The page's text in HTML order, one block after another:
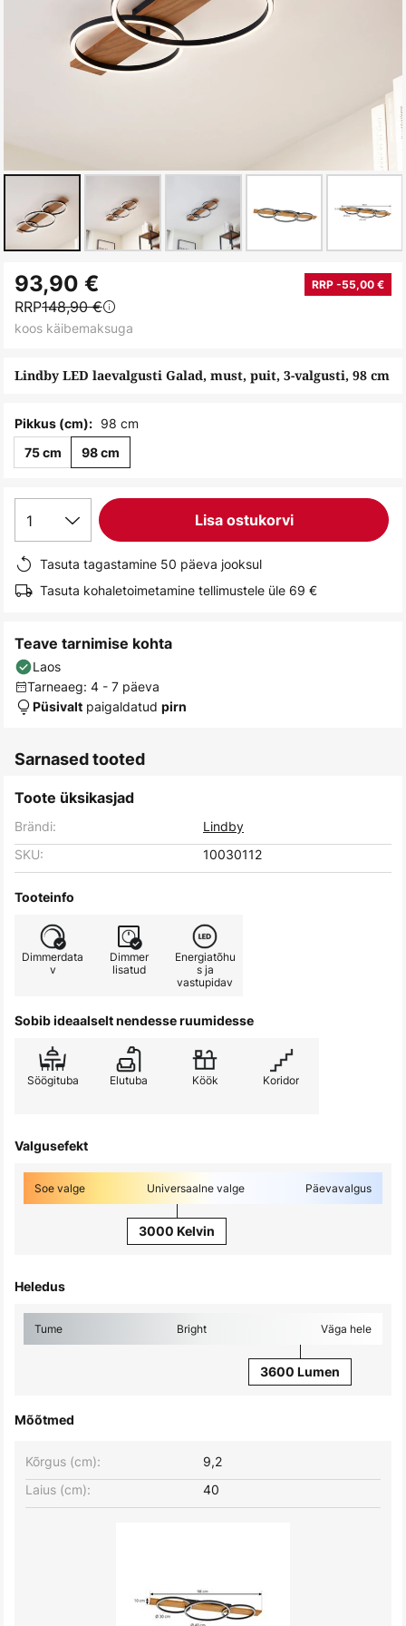
to
the
beginning
the
gallery
Lindby LED laevalgusti Galad, must, puit, 3-valgusti, 98 cm
93,90 € RRP -55,00 €
RRP148,90 €
koos käibemaksuga
Pikkus (cm): 98 cm
75 cm 98 cm
1 Lisa ostukorvi
Tasuta tagastamine 50 päeva jooksul
Tasuta kohaletoimetamine tellimustele üle 69 €
Teave tarnimise kohta
Laos
Tarneaeg: 4 - 7 päeva
Püsivalt paigaldatud pirn
Sarnased tooted
Toote üksikasjad
Brändi:
Lindby
SKU:
10030112
Tooteinfo
Dimmerdata
v
Dimmer
lisatud
Energiatõhu
s ja
vastupidav
Sobib ideaalselt nendesse ruumidesse
Söögituba Elutuba Köök Koridor
Valgusefekt
Soe valge Universaalne valge Päevavalgus
3000 Kelvin
Heledus
Tume Bright Väga hele
3600 Lumen
Mõõtmed
Laius (cm): 40
Kõrgus (cm): 9,2